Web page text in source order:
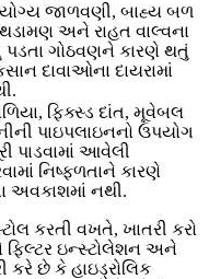
જાળવણી, બાહ્ય બળ
અને રાહત વાલ્વના
પડતા ગોઠવણને કારણે થતું
દાવાઓના દાયરામાં
ફિક્સ્ડ દાંત, મૂવેબલ
પાઇપલાઇનનો ઉપયોગ
પાડવામાં આવેલી
નિષ્ફળતાને કારણે
અવકાશમાં નથી.
કરતી વખતે, ખાતરી કરો
ફિલ્ટર ઇન્સ્ટોલેશન અને
કરે છે કે હાઇડ્રોલિક